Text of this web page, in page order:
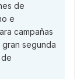
de
e
campañas
gran segunda